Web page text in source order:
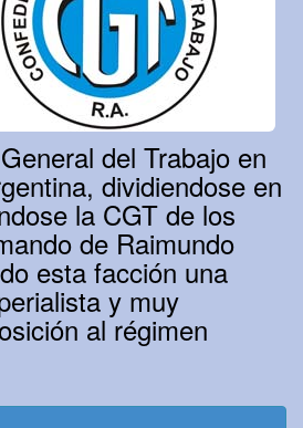
del Trabajo en
dividiendose en
la CGT de los
de Raimundo
esta facción una
y muy
al régimen